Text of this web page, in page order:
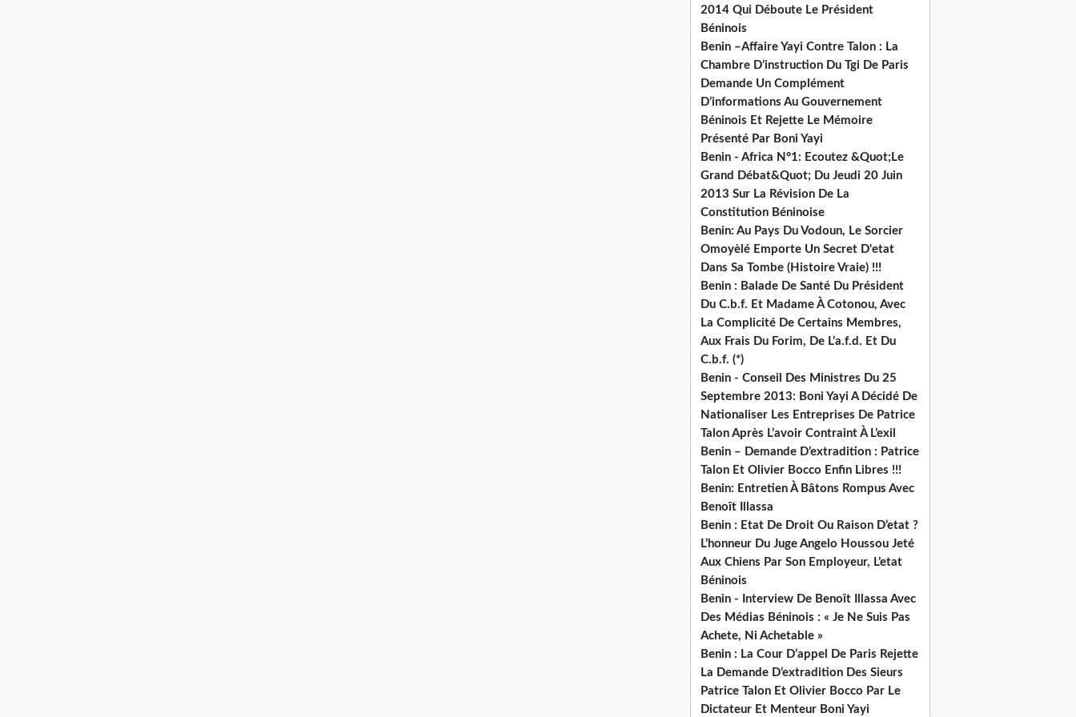
2014 Qui Déboute Le Président
Béninois
Benin –Affaire Yayi Contre Talon : La
Chambre D’instruction Du Tgi De Paris
Demande Un Complément
D’informations Au Gouvernement
Béninois Et Rejette Le Mémoire
Présenté Par Boni Yayi
Benin - Africa N°1: Ecoutez &Quot;Le
Grand Débat&Quot; Du Jeudi 20 Juin
2013 Sur La Révision De La
Constitution Béninoise
Benin: Au Pays Du Vodoun, Le Sorcier
Omoyèlé Emporte Un Secret D'etat
Dans Sa Tombe (Histoire Vraie) !!!
Benin : Balade De Santé Du Président
Du C.b.f. Et Madame À Cotonou, Avec
La Complicité De Certains Membres,
Aux Frais Du Forim, De L’a.f.d. Et Du
C.b.f. (*)
Benin - Conseil Des Ministres Du 25
Septembre 2013: Boni Yayi A Décidé De
Nationaliser Les Entreprises De Patrice
Talon Après L’avoir Contraint À L’exil
Benin – Demande D’extradition : Patrice
Talon Et Olivier Bocco Enfin Libres !!!
Benin: Entretien À Bâtons Rompus Avec
Benoît Illassa
Benin : Etat De Droit Ou Raison D’etat ?
L’honneur Du Juge Angelo Houssou Jeté
Aux Chiens Par Son Employeur, L’etat
Béninois
Benin - Interview De Benoît Illassa Avec
Des Médias Béninois : « Je Ne Suis Pas
Achete, Ni Achetable »
Benin : La Cour D’appel De Paris Rejette
La Demande D’extradition Des Sieurs
Patrice Talon Et Olivier Bocco Par Le
Dictateur Et Menteur Boni Yayi